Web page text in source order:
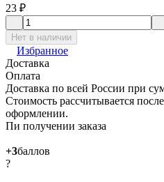
23 ₽
Нет в наличии
Избранное
Доставка
Оплата
Доставка по всей России при
Стоимость рассчитывается
оформлении.
Пи получении заказа
+3баллов
?